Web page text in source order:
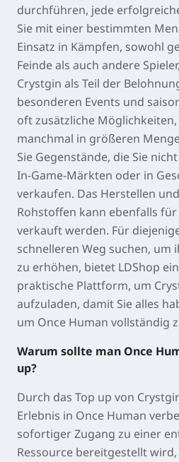
durchführen, jede
Sie mit einer bestimmten
Einsatz in Kämpfen, sowohl
Feinde als auch andere
Crystgin als Teil der
besonderen Events und
oft zusätzliche
manchmal in größeren
Sie Gegenstände, die Sie
In-Game-Märkten oder in
verkaufen. Das Herstellen
Rohstoffen kann ebenfalls
verkauft werden. Für
schnelleren Weg suchen, um
zu erhöhen, bietet LDShop
praktische Plattform, um
aufzuladen, damit Sie alles
um Once Human vollständig
Warum sollte man Once
up?
Durch das Top up von
Erlebnis in Once Human
sofortiger Zugang zu einer
Ressource bereitgestellt